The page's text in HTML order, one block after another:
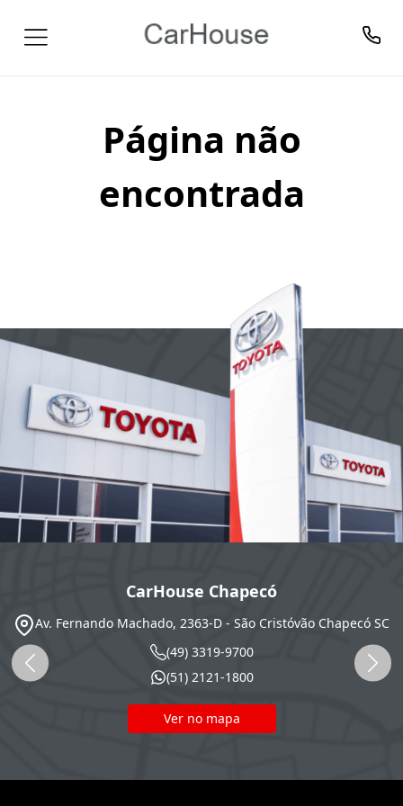
Página não
encontrada
CarHouse Chapecó
Av. Fernando Machado, 2363-D - São Cristóvão Chapecó SC
(49) 3319-9700
(51) 2121-1800
Ver no mapa